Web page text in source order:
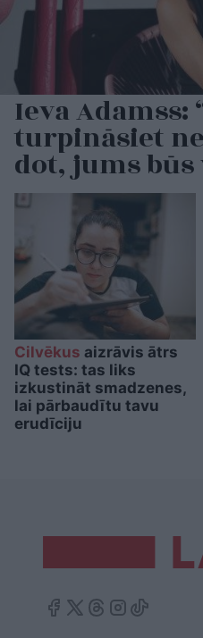
Ieva Adamss:
turpināsiet
dot, jums būs
Cilvēkus aizrāvis ātrs
IQ tests: tas liks
izkustināt smadzenes,
lai pārbaudītu tavu
erudīciju